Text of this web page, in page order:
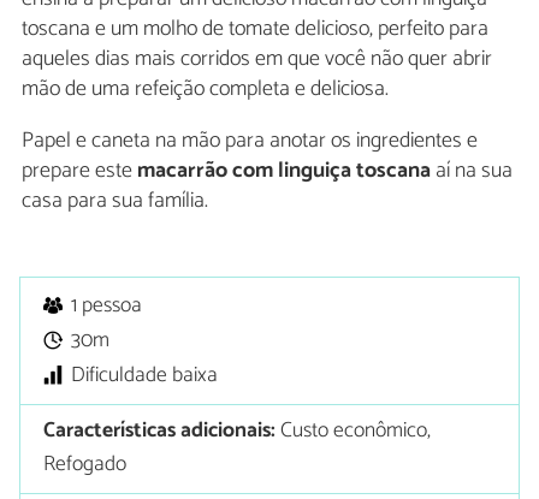
toscana e um molho de tomate delicioso, perfeito para
aqueles dias mais corridos em que você não quer abrir
mão de uma refeição completa e deliciosa.
Papel e caneta na mão para anotar os ingredientes e
prepare estemacarrão com linguiça toscanaaí na sua
casa para sua família.
1 pessoa
30m
Dificuldade baixa
Características adicionais:Custo econômico,
Refogado